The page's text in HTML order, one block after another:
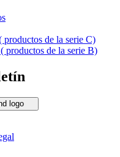
de la serie C)
productos de la serie B)